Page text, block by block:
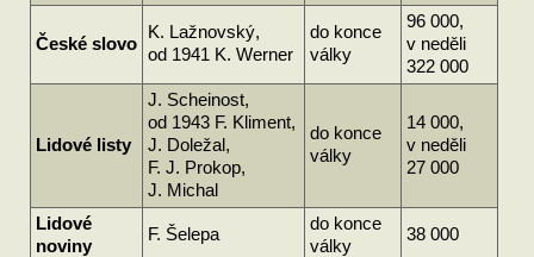
České slovo
K. Lažnovský,
od 1941 K. Werner
do konce
války
96 000,
v neděli
322 000
Lidové listy
J. Scheinost,
od 1943 F. Kliment,
J. Doležal,
F. J. Prokop,
J. Michal
do konce
války
14 000,
v neděli
27 000
Lidové
noviny
F. Šelepa
do konce
války
38 000